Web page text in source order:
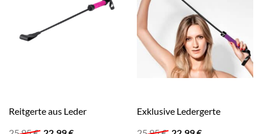
Reitgerte aus Leder
Exklusive Ledergerte